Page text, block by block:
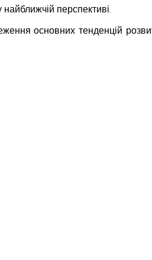
перспективі.
основних тенденцій